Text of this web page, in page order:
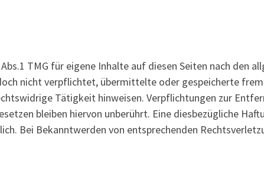
TMG für eigene Inhalte auf diesen Seiten nach den
nicht verpflichtet, übermittelte oder gespeicherte
Tätigkeit hinweisen. Verpflichtungen zur
bleiben hiervon unberührt. Eine diesbezügliche
Bei Bekanntwerden von entsprechenden